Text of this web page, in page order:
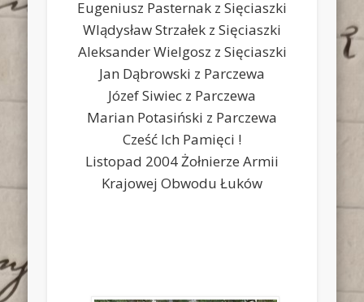
Eugeniusz Pasternak z Sięciaszki
Wlądysław Strzałek z Sięciaszki
Aleksander Wielgosz z Sięciaszki
Jan Dąbrowski z Parczewa
Józef Siwiec z Parczewa
Marian Potasiński z Parczewa
Cześć Ich Pamięci !
Listopad 2004 Żołnierze Armii
Krajowej Obwodu Łuków